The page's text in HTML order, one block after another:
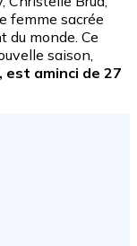
femme sacrée
du monde. Ce
saison,
aminci de 27